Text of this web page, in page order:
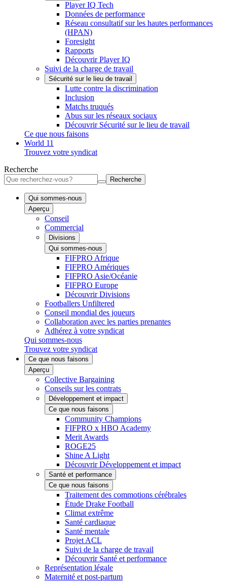
Player IQ Tech
Données de performance
Réseau consultatif sur les hautes performances
(HPAN)
Foresight
Rapports
Découvrir Player IQ
Suivi de la charge de travail
Sécurité sur le lieu de travail
Lutte contre la discrimination
Inclusion
Matchs truqués
Abus sur les réseaux sociaux
Découvrir Sécurité sur le lieu de travail
Ce que nous faisons
World 11
Trouvez votre syndicat
Recherche
Recherche
Qui sommes-nous
Aperçu
Conseil
Commercial
Divisions
Qui sommes-nous
FIFPRO Afrique
FIFPRO Amériques
FIFPRO Asie/Océanie
FIFPRO Europe
Découvrir Divisions
Footballers Unfiltered
Conseil mondial des joueurs
Collaboration avec les parties prenantes
Adhérez à votre syndicat
Qui sommes-nous
Trouvez votre syndicat
Ce que nous faisons
Aperçu
Collective Bargaining
Conseils sur les contrats
Développement et impact
Ce que nous faisons
Community Champions
FIFPRO x HBO Academy
Merit Awards
ROGE25
Shine A Light
Découvrir Développement et impact
Santé et performance
Ce que nous faisons
Traitement des commotions cérébrales
Étude Drake Football
Climat extrême
Santé cardiaque
Santé mentale
Projet ACL
Suivi de la charge de travail
Découvrir Santé et performance
Représentation légale
Maternité et post-partum